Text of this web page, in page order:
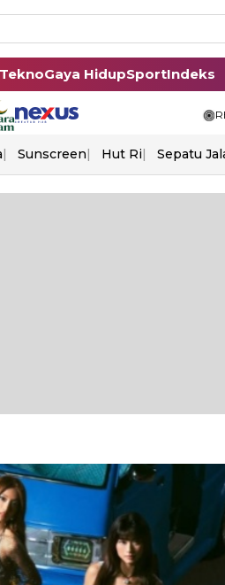
TeknoGaya HidupSportIndeks
Sunscreen Hut Ri Sepatu